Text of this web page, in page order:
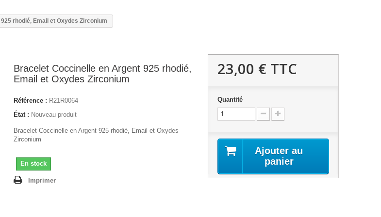
rhodié, Email et Oxydes Zirconium
Bracelet Coccinelle en Argent 925 rhodié,
Email et Oxydes Zirconium
Référence : R21R0064
État : Nouveau produit
Bracelet Coccinelle en Argent 925 rhodié, Email et Oxydes
Zirconium
En stock
Imprimer
23,00 € TTC
Quantité
Ajouter au
panier